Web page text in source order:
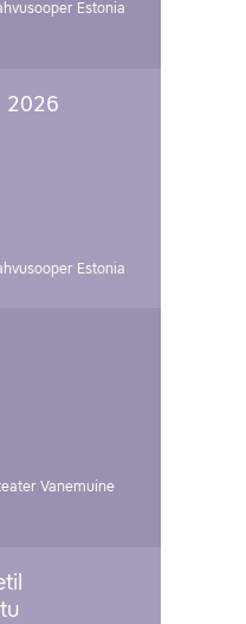
Estonia
2026
Estonia
Vanemuine